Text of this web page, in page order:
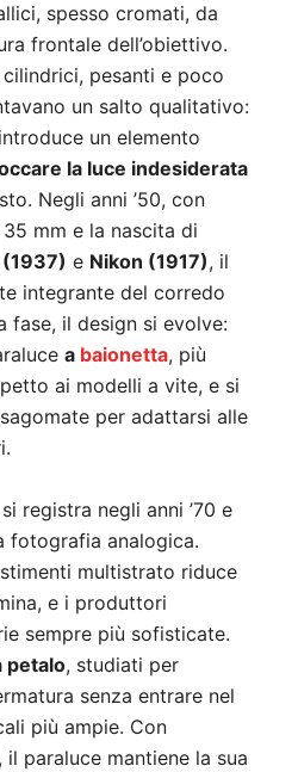
spesso cromati, da
frontale dell’obiettivo.
pesanti e poco
un salto qualitativo:
un elemento
la luce indesiderata
Negli anni ’50, con
mm e la nascita di
e Nikon (1917), il
integrante del corredo
fase, il design si evolve:
a baionetta, più
ai modelli a vite, e si
per adattarsi alle
registra negli anni ’70 e
fotografia analogica.
multistrato riduce
e i produttori
sempre più sofisticate.
petalo, studiati per
senza entrare nel
più ampie. Con
il paraluce mantiene la sua